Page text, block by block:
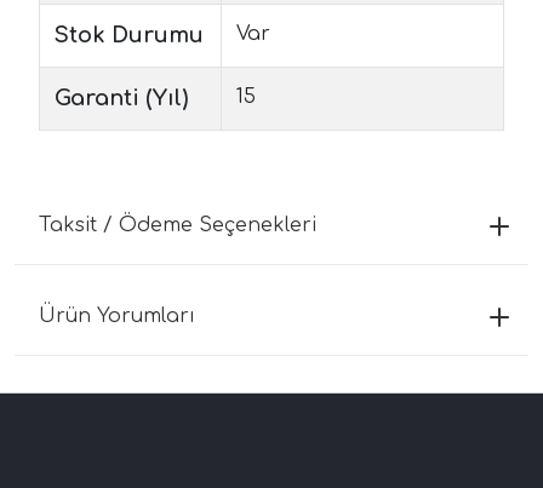
Stok Durumu Var
Garanti (Yıl) 15
Taksit / Ödeme Seçenekleri
Ürün Yorumları